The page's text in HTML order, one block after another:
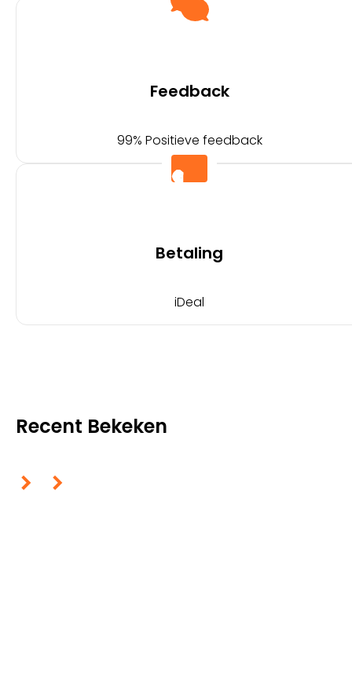
Feedback
99% Positieve feedback
Betaling
iDeal
Recent Bekeken